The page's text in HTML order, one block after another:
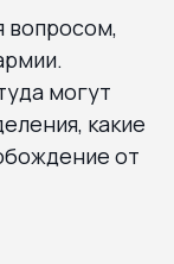
вопросом,
могут
какие
от